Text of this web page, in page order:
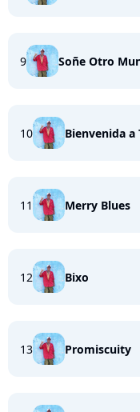
9 Soñe Otro
10 Bienvenida a
11 Merry Blues
12 Bixo
13 Promiscuity